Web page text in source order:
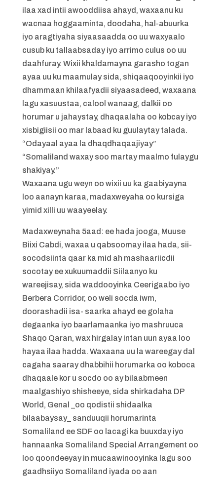
ilaa xad intii awooddiisa ahayd, waxaanu ku
wacnaa hoggaaminta, doodaha, hal-abuurka
iyo aragtiyaha siyaasaadda oo uu waxyaalo
cusub ku tallaabsaday iyo arrimo culus oo uu
daahfuray. Wixii khaldamayna garasho togan
ayaa uu ku maamulay sida, shiqaaqooyinkii iyo
dhammaan khilaafyadii siyaasadeed, waxaana
lagu xasuustaa, calool wanaag, dalkii oo
horumar u jahaystay, dhaqaalaha oo kobcay iyo
xisbigiisii oo mar labaad ku guulaytay talada.
“Odayaal ayaa la dhaqdhaqaajiyay”
“Somaliland waxay soo martay maalmo fulaygu
shakiyay.”
Waxaana ugu weyn oo wixii uu ka gaabiyayna
loo aanayn karaa, madaxweyaha oo kursiga
yimid xilli uu waayeelay.
Madaxweynaha 5aad: ee hada jooga, Muuse
Biixi Cabdi, waxaa u qabsoomay ilaa hada, sii-
socodsiinta qaar ka mid ah mashaariicdii
socotay ee xukuumaddii Siilaanyo ku
wareejisay, sida waddooyinka Ceerigaabo iyo
Berbera Corridor, oo weli socda iwm,
doorashadii isa- saarka ahayd ee golaha
degaanka iyo baarlamaanka iyo mashruuca
Shaqo Qaran, wax hirgalay intan uun ayaa loo
hayaa ilaa hadda. Waxaana uu la wareegay dal
cagaha saaray dhabbihii horumarka oo koboca
dhaqaale kor u socdo oo ay bilaabmeen
maalgashiyo shisheeye, sida shirkadaha DP
World, Genal _oo qodistii shidaalka
bilaabaysay_ sanduuqii horumarinta
Somaliland ee SDF oo lacagi ka buuxday iyo
hannaanka Somaliland Special Arrangement oo
loo qoondeeyay in mucaawinooyinka lagu soo
gaadhsiiyo Somaliland iyada oo aan